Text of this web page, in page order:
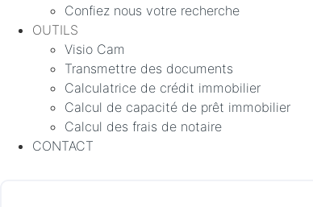
Confiez nous votre recherche
OUTILS
Visio Cam
Transmettre des documents
Calculatrice de crédit immobilier
Calcul de capacité de prêt immobilier
Calcul des frais de notaire
CONTACT